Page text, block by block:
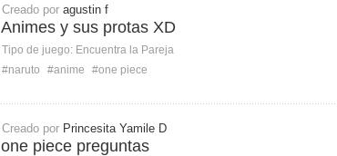
Creado por agustin f
Animes y sus protas XD
Tipo de juego: Encuentra la Pareja
#naruto
#anime #one piece
Creado por Princesita Yamile D
one piece preguntas